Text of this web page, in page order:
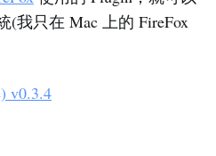
(我只在 Mac 上的 FireFox
v0.3.4